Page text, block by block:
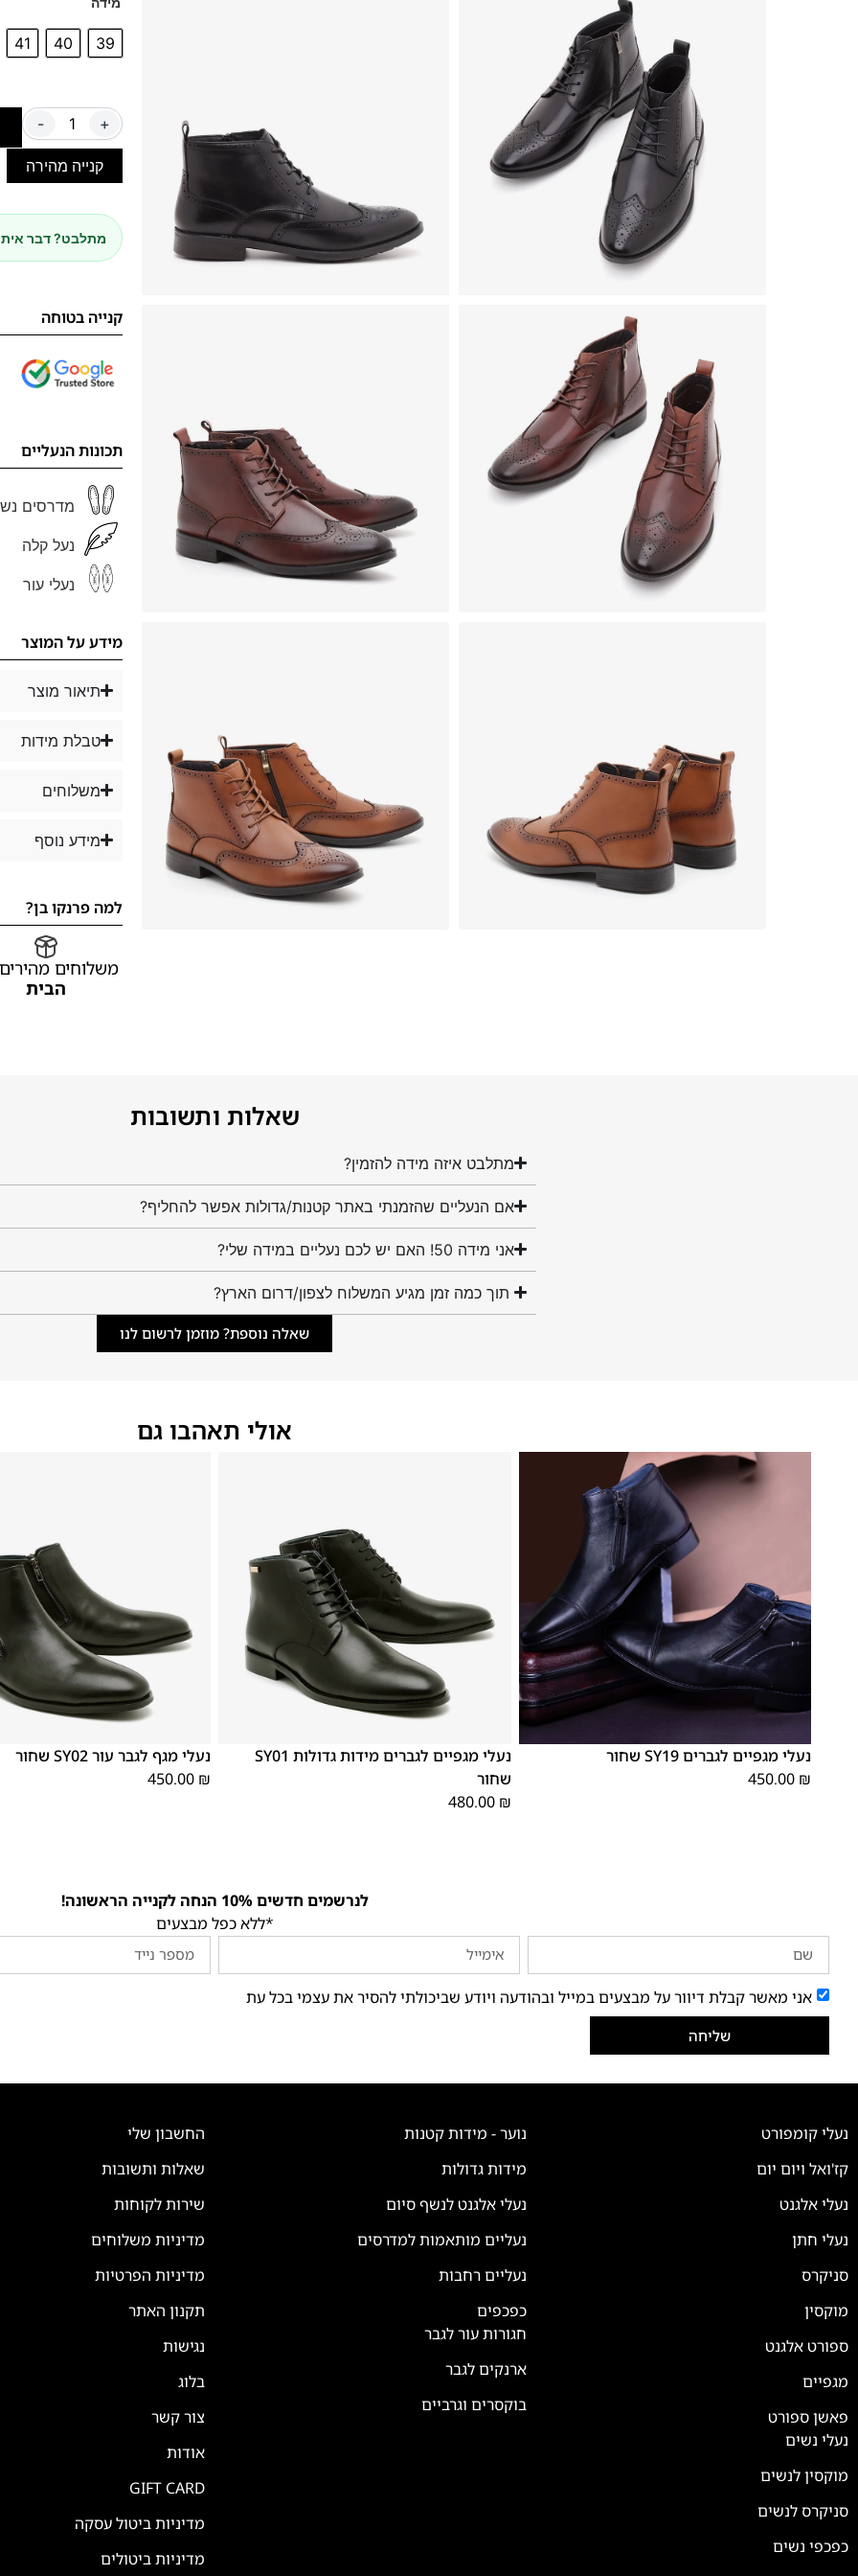
39
40
41
- +
קנייה מהירה
מתלבט? דבר
קנייה בטוחה
תכונות הנעליים
מדרסים
נעל קלה
נעלי עור
מידע על המוצר
תיאור מוצר
טבלת מידות
משלוחים
מידע נוסף
למה פרנקו בן?
משלוחים
הבית
שאלות ותשובות
מתלבט איזה מידה להזמין?
אם הנעליים שהזמנתי באתר קטנות/גדולות אפשר להחליף?
אני מידה 50! האם יש לכם נעליים במידה שלי?
תוך כמה זמן מגיע המשלוח לצפון/דרום הארץ?
שאלה נוספת? מוזמן לרשום לנו
אולי תאהבו גם
נעלי מגפיים לגברים SY19 שחור
450.00 ₪
נעלי מגפיים לגברים מידות גדולות SY01
שחור
480.00 ₪
נעלי מגף לגבר עור SY02 שחור
450.00 ₪
לנרשמים חדשים 10% הנחה לקנייה הראשונה!
*ללא כפל מבצעים
אני מאשר קבלת דיוור על מבצעים במייל ובהודעה ויודע שביכולתי להסיר את עצמי בכל עת
שליחה
נעלי קומפורט
קז'ואל ויום יום
נעלי אלגנט
נעלי חתן
סניקרס
מוקסין
ספורט אלגנט
מגפיים
פאשן ספורט
נעלי נשים
מוקסין לנשים
סניקרס לנשים
כפכפי נשים
נוער - מידות קטנות
מידות גדולות
נעלי אלגנט לנשף סיום
נעליים מותאמות למדרסים
נעליים רחבות
כפכפים
חגורות עור לגבר
ארנקים לגבר
בוקסרים וגרביים
החשבון שלי
שאלות ותשובות
שירות לקוחות
מדיניות משלוחים
מדיניות הפרטיות
תקנון האתר
נגישות
בלוג
צור קשר
אודות
GIFT CARD
מדיניות ביטול עסקה
מדיניות ביטולים
💬